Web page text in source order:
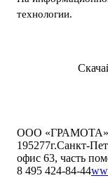
технологии.
ООО «ГРАМОТА»
195277г.Санкт-
офис 63, часть
8 495 424-84-44